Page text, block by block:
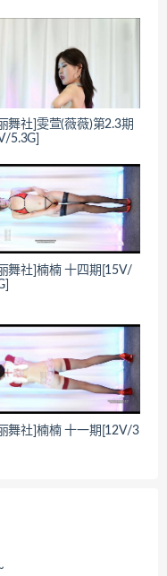
舞社]雯萱(薇薇)第2.3期
5.3G]
舞社]楠楠 十四期[15V/
舞社]楠楠 十一期[12V/3